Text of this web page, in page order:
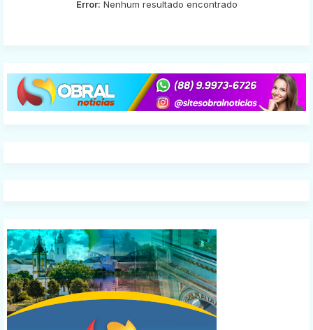
Error: Nenhum resultado encontrado